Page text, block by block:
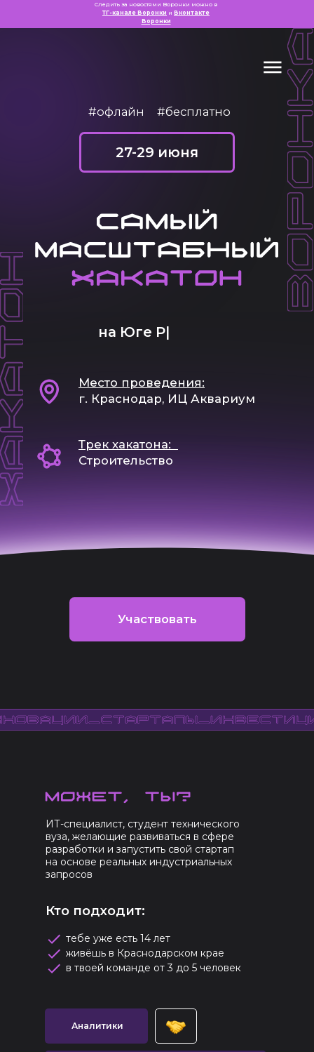
Следить за новостями Воронки можно в
ТГ-канале Воронки и Вконтакте
Воронки
Участвовать
27-29 июня
Строительство
Место проведения:
г. Краснодар, ИЦ Аквариум
ИТ-специалист, студент технического
вуза, желающие развиваться в сфере
разработки и запустить свой стартап
на основе реальных индустриальных
запросов
Кто подходит:
тебе уже есть 14 лет
живёшь в Краснодарском крае
в твоей команде от 3 до 5 человек
Аналитики